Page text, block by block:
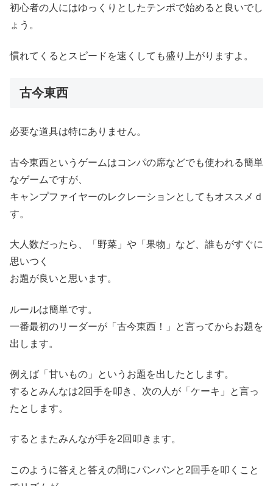
初心者の人にはゆっくりとしたテンポで始めると良いでし
ょう。
慣れてくるとスピードを速くしても盛り上がりますよ。
古今東西
必要な道具は特にありません。
古今東西というゲームはコンパの席などでも使われる簡単
なゲームですが、
キャンプファイヤーのレクレーションとしてもオススメｄ
す。
大人数だったら、「野菜」や「果物」など、誰もがすぐに
思いつく
お題が良いと思います。
ルールは簡単です。
一番最初のリーダーが「古今東西！」と言ってからお題を
出します。
例えば「甘いもの」というお題を出したとします。
するとみんなは2回手を叩き、次の人が「ケーキ」と言っ
たとします。
するとまたみんなが手を2回叩きます。
このように答えと答えの間にパンパンと2回手を叩くこと